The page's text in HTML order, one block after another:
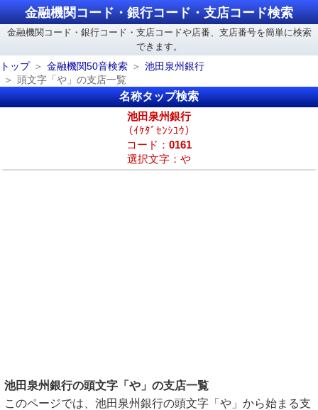
金融機関コード・銀行コード・支店コード検索
金融機関コード・銀行コード・支店コードや店番、支店番号を簡単に検索
できます。
トップ
金融機関50音検索
池田泉州銀行
頭文字「や」の支店一覧
名称タップ検索
池田泉州銀行
（ｲｹﾀﾞｾﾝｼﾕｳ）
コード： 0161
選択文字：や
池田泉州銀行の頭文字「や」の支店一覧
このページでは、池田泉州銀行の頭文字「や」から始まる支